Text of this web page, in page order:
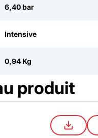
6,40 bar
Intensive
0,94 Kg
produit